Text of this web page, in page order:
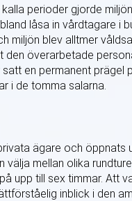
perioder gjorde
låsa in vårdtagare i
miljön blev alltmer
överarbetade
en permanent prägel
i de tomma salarna.
ägare och öppnats
välja mellan olika
upp till sex timmar. Att
inblick i den